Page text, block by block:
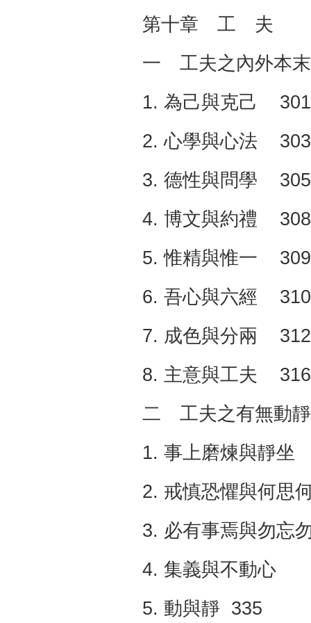
第十章 工
一 工夫之內外本
1. 為己與克己 301
2. 心學與心法 303
3. 德性與問學 305
4. 博文與約禮 308
5. 惟精與惟一 309
6. 吾心與六經 310
7. 成色與分兩 312
8. 主意與工夫 316
二 工夫之有無動
1. 事上磨煉與靜
2. 戒慎恐懼與何
3. 必有事焉與勿
4. 集義與不動
5. 動與靜 335